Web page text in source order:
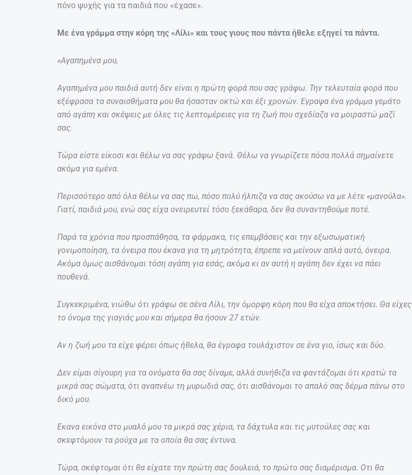
πόνο ψυχής για τα παιδιά που «έχασε».
Με ένα γράμμα στην κόρη της «Λίλι» και τους γιους που πάντα ήθελε εξηγεί τα πάντα.
«Αγαπημένα μου,
Αγαπημένα μου παιδιά αυτή δεν είναι η πρώτη φορά που σας γράφω. Την τελευταία φορά που
εξέφρασα τα συναισθήματα μου θα ήσασταν οκτώ και έξι χρονών. Εγραψα ένα γράμμα γεμάτο
από αγάπη και σκέψεις με όλες τις λεπτομέρειες για τη ζωή που σχεδίαζα να μοιραστώ μαζί
σας.
Τώρα είστε είκοσι και θέλω να σας γράψω ξανά. Θέλω να γνωρίζετε πόσα πολλά σημαίνετε
ακόμα για εμένα.
Περισσότερο από όλα θέλω να σας πω, πόσο πολύ ήλπιζα να σας ακούσω να με λέτε «μανούλα».
Γιατί, παιδιά μου, ενώ σας είχα ονειρευτεί τόσο ξεκάθαρα, δεν θα συναντηθούμε ποτέ.
Παρά τα χρόνια που προσπάθησα, τα φάρμακα, τις επεμβάσεις και την εξωσωματική
γονιμοποίηση, τα όνειρα που έκανα για τη μητρότητα, έπρεπε να μείνουν απλά αυτό, όνειρα.
Ακόμα όμως αισθάνομαι τόση αγάπη για εσάς, ακόμα κι αν αυτή η αγάπη δεν έχει να πάει
πουθενά.
Συγκεκριμένα, νιώθω ότι γράφω σε σένα Λίλι, την όμορφη κόρη που θα είχα αποκτήσει. Θα είχες
το όνομα της γιαγιάς μου και σήμερα θα ήσουν 27 ετών.
Αν η ζωή μου τα είχε φέρει όπως ήθελα, θα έγραφα τουλάχιστον σε ένα γιο, ίσως και δύο.
Δεν είμαι σίγουρη για τα ονόματα θα σας δίναμε, αλλά συνήθιζα να φαντάζομαι ότι κρατώ τα
μικρά σας σώματα, ότι αναπνέω τη μυρωδιά σας, ότι αισθάνομαι το απαλό σας δέρμα πάνω στο
δικό μου.
Εκανα εικόνα στο μυαλό μου τα μικρά σας χέρια, τα δάχτυλα και τις μυτούλες σας και
σκεφτόμουν τα ρούχα με τα οποία θα σας έντυνα.
Τώρα, σκέφτομαι ότι θα είχατε την πρώτη σας δουλειά, το πρώτο σας διαμέρισμα. Οτι θα